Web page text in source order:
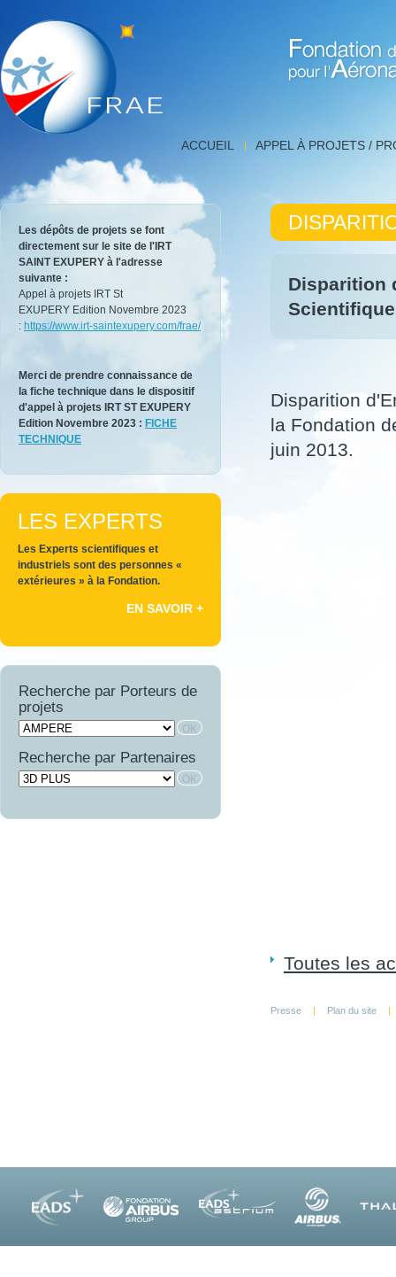
Disparition
Rosencher
Détail
de
l'actualité,
Fondation
Recherche
pour
l'Espace
ACCUEIL APPEL À PROJETS /
Les dépôts de projets se font
directement sur le site de l'IRT
SAINT EXUPERY à l'adresse
suivante :
Appel à projets IRT St
EXUPERY Edition Novembre 2023
: https://www.irt-saintexupery.com/frae/
Merci de prendre connaissance de
la fiche technique dans le dispositif
d'appel à projets IRT ST EXUPERY
Edition Novembre 2023 : FICHE
TECHNIQUE
LES EXPERTS
Les Experts scientifiques et
industriels sont des personnes «
extérieures » à la Fondation.
EN SAVOIR +
Recherche par Porteurs de
projets
Recherche par Partenaires
Disparition
Disparition
la Fondation
juin 2013.
Toutes les
Presse | Plan du site |